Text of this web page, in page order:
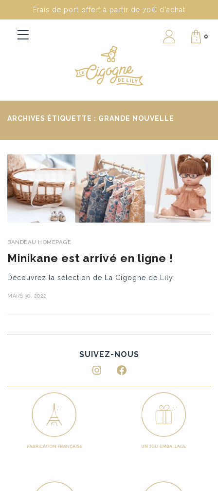
Frais de port offert à partir de 70€ d'achat
0
ARCHIVES ÉTIQUETTE : GRANDE NOUVELLE
BANDEAU HOMEPAGE
Minikane est arrivé en ligne !
Découvrez la sélection de La Cigogne de Lily
MARS 30, 2022
Instagram Facebook